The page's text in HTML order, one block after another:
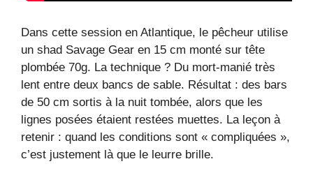
Dans cette session en Atlantique, le pêcheur utilise
un shad Savage Gear en 15 cm monté sur tête
plombée 70g. La technique ? Du mort-manié très
lent entre deux bancs de sable. Résultat : des bars
de 50 cm sortis à la nuit tombée, alors que les
lignes posées étaient restées muettes. La leçon à
retenir : quand les conditions sont « compliquées »,
c’est justement là que le leurre brille.